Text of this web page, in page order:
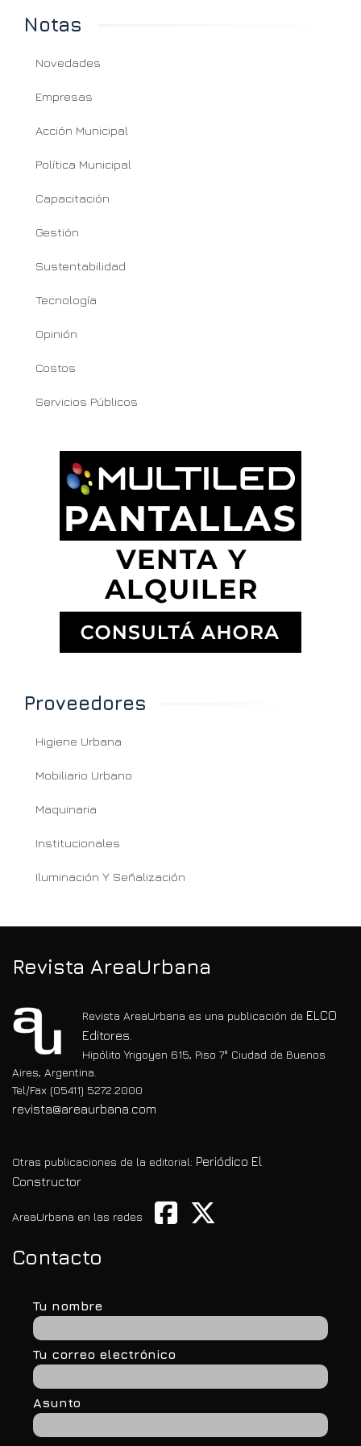
Notas
Novedades
Empresas
Acción Municipal
Política Municipal
Capacitación
Gestión
Sustentabilidad
Tecnología
Opinión
Costos
Servicios Públicos
Proveedores
Higiene Urbana
Mobiliario Urbano
Maquinaria
Institucionales
Iluminación Y Señalización
Revista AreaUrbana
Revista AreaUrbana es una publicación de ELCO
Editores.
Hipólito Yrigoyen 615, Piso 7° Ciudad de Buenos
Aires, Argentina.
Tel/Fax (05411) 5272.2000
revista@areaurbana.com
Otras publicaciones de la editorial: Periódico El
Constructor
AreaUrbana en las redes
Contacto
Tu nombre
Tu correo electrónico
Asunto